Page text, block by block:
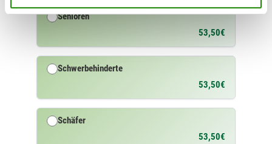
Senioren
53,50€
Schwerbehinderte
53,50€
Schäfer
53,50€